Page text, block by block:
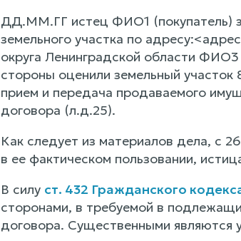
ДД.ММ.ГГ истец ФИО1 (покупатель)
земельного участка по
округа Ленинградской области
стороны оценили земельный
прием и передача продаваемого
договора (л.д.25).
Как следует из материалов дела, с
в ее фактическом пользовании,
В силу ст. 432 Гражданского
сторонами, в требуемой в
договора. Существенными являются